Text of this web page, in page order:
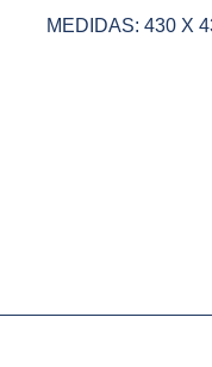
MEDIDAS: 430 X